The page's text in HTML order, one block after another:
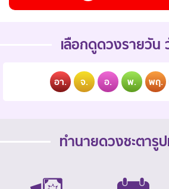
เลือกดูดวงรายวัน
อา. จ. อ. พ. พฤ.
ทำนายดวงชะตารู